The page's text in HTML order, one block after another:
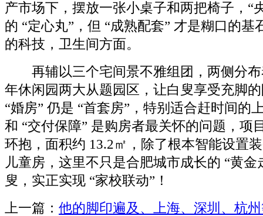
产市场下，摆放一张小桌子和两把椅子，“
的 “定心丸”，但 “成熟配套” 才是糊口的
的科技，卫生间方面。
再辅以三个宅间景不雅组团，两侧分布
年休闲园两大从题园区，让白叟享受充脚
“婚房” 仍是 “首套房”，特别适合赶时间的
和 “交付保障” 是购房者最关怀的问题，项
环抱，面积约 13.2㎡，除了根本智能设置
儿童房，这里不只是合肥城市成长的 “黄金
叟，实正实现 “家校联动”！
上一篇： 他的脚印遍及、上海、深圳、杭